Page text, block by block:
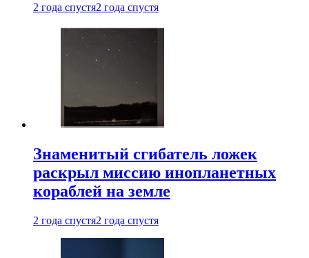
2 года спустя2 года спустя
Знаменитый сгибатель ложек
раскрыл миссию инопланетных
кораблей на земле
2 года спустя2 года спустя